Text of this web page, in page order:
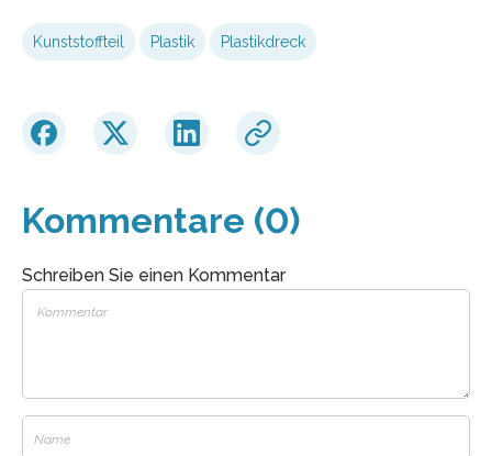
Kunststoffteil Plastik Plastikdreck
Kommentare (0)
Schreiben Sie einen Kommentar